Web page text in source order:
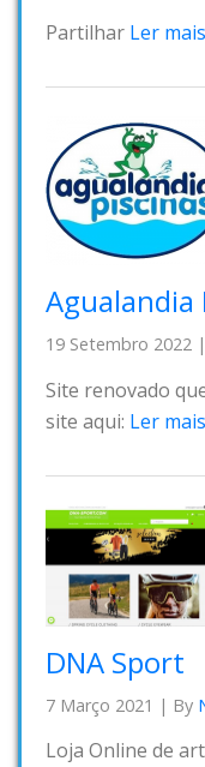
Partilhar Ler
Agualandia
19 Setembro 2022 |
Site renovado
site aqui: Ler
DNA Sport
7 Março 2021 | By
Loja Online de